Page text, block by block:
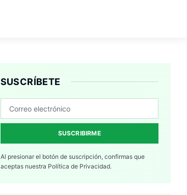
SUSCRÍBETE
SUSCRIBIRME
Al presionar el botón de suscripción, confirmas que
aceptas nuestra Política de Privacidad.